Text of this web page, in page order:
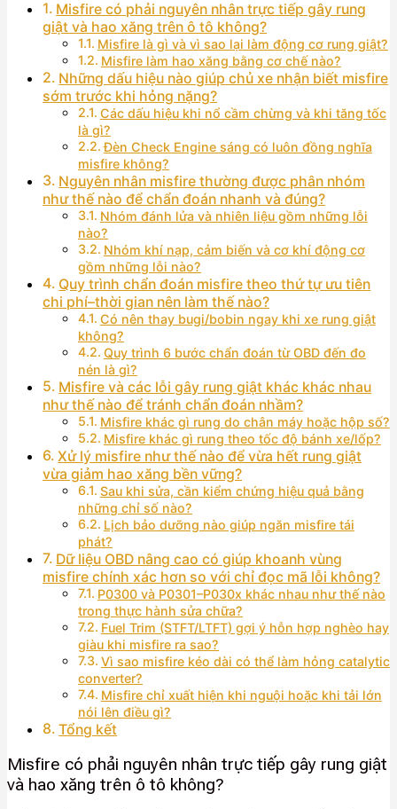
Misfire có phải nguyên nhân trực tiếp gây rung
giật và hao xăng trên ô tô không?
Misfire là gì và vì sao lại làm động cơ rung giật?
Misfire làm hao xăng bằng cơ chế nào?
Những dấu hiệu nào giúp chủ xe nhận biết misfire
sớm trước khi hỏng nặng?
Các dấu hiệu khi nổ cầm chừng và khi tăng tốc
là gì?
Đèn Check Engine sáng có luôn đồng nghĩa
misfire không?
Nguyên nhân misfire thường được phân nhóm
như thế nào để chẩn đoán nhanh và đúng?
Nhóm đánh lửa và nhiên liệu gồm những lỗi
nào?
Nhóm khí nạp, cảm biến và cơ khí động cơ
gồm những lỗi nào?
Quy trình chẩn đoán misfire theo thứ tự ưu tiên
chi phí–thời gian nên làm thế nào?
Có nên thay bugi/bobin ngay khi xe rung giật
không?
Quy trình 6 bước chẩn đoán từ OBD đến đo
nén là gì?
Misfire và các lỗi gây rung giật khác khác nhau
như thế nào để tránh chẩn đoán nhầm?
Misfire khác gì rung do chân máy hoặc hộp số?
Misfire khác gì rung theo tốc độ bánh xe/lốp?
Xử lý misfire như thế nào để vừa hết rung giật
vừa giảm hao xăng bền vững?
Sau khi sửa, cần kiểm chứng hiệu quả bằng
những chỉ số nào?
Lịch bảo dưỡng nào giúp ngăn misfire tái
phát?
Dữ liệu OBD nâng cao có giúp khoanh vùng
misfire chính xác hơn so với chỉ đọc mã lỗi không?
P0300 và P0301–P030x khác nhau như thế nào
trong thực hành sửa chữa?
Fuel Trim (STFT/LTFT) gợi ý hỗn hợp nghèo hay
giàu khi misfire ra sao?
Vì sao misfire kéo dài có thể làm hỏng catalytic
converter?
Misfire chỉ xuất hiện khi nguội hoặc khi tải lớn
nói lên điều gì?
Tổng kết
Misfire có phải nguyên nhân trực tiếp gây rung giật
và hao xăng trên ô tô không?